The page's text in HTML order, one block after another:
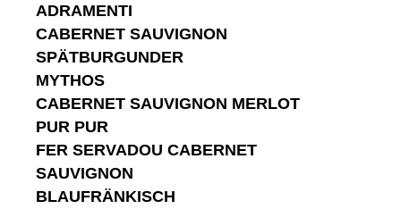
ADRAMENTI
CABERNET SAUVIGNON
SPÄTBURGUNDER
MYTHOS
CABERNET SAUVIGNON MERLOT
PUR PUR
FER SERVADOU CABERNET
SAUVIGNON
BLAUFRÄNKISCH